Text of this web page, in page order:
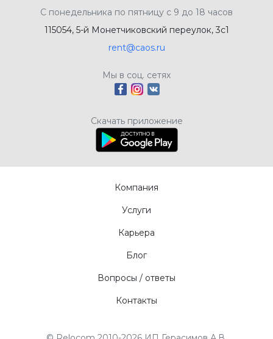
С понедельника по пятницу с 9 до 18 часов
115054, 5-й Монетчиковский переулок, 3с1
rent@caos.ru
Мы в соц. сетях
Скачать приложение
Компания
Услуги
Карьера
Блог
Вопросы / ответы
Контакты